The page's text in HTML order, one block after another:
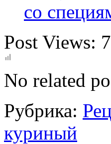
со
Post Views:
No related
Рубрика:
куриный